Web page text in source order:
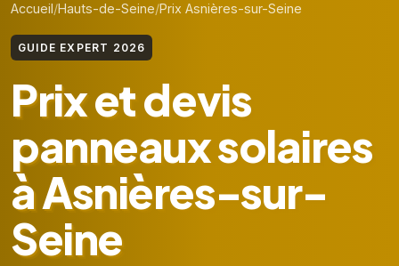
Accueil Hauts-de-Seine Prix Asnières-sur-Seine
GUIDE EXPERT 2026
Prix et devis
panneaux solaires
à Asnières-sur-
Seine